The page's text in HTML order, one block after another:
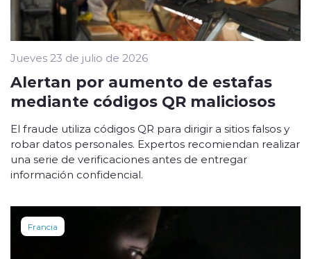
Jueves 23 de julio de 2026
Alertan por aumento de estafas
mediante códigos QR maliciosos
El fraude utiliza códigos QR para dirigir a sitios falsos y
robar datos personales. Expertos recomiendan realizar
una serie de verificaciones antes de entregar
información confidencial.
Francia